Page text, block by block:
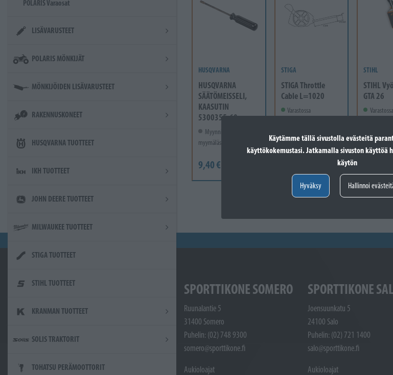
Käytämme tällä sivustolla evästeitä
käyttökokemustasi. Jatkamalla sivuston käyttöä
käytön
Hyväksy Hallinnoi
POLARIS Varaosat
LISÄVARUSTEET
POLARIS MÖNKIJÄT
MÖNKIJÖIDEN LISÄVARUSTEET
RAKENNUSKONEET
HUSQVARNA TUOTTEET
IKH TUOTTEET
JOHN DEERE TUOTTEET
MILWAUKEE TUOTTEET
STIGA TUOTTEET
STIHL TUOTTEET
KRANMAN TUOTTEET
SOLIS TRAKTORIT
TOHATSU PERÄMOOTTORIT
HUSQVARNA
HUSQVARNA
SÄÄTÖMEISSELI,
KAASUTIN
5300355-60
Myynnissä vain
myymälässä.
9,40 €
STIGA
STIGA Throttle
Cable L=1020
Varastossa
24,60 € Lisää koriin
STIHL
STIHL
GTA 26
Varastossa
41,60 €
SPORTTIKONE SOMERO
Ruunalantie 5
31400 Somero
Puhelin: (02) 748 9300
somero@sporttikone.fi
Aukioloajat
SPORTTIKONE
Joensuunkatu 5
24100 Salo
Puhelin: (02) 721 1400
salo@sporttikone.fi
Aukioloajat